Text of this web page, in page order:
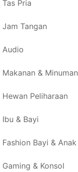
Tas Pria
Jam Tangan
Audio
Makanan & Minuman
Hewan Peliharaan
Ibu & Bayi
Fashion Bayi & Anak
Gaming & Konsol